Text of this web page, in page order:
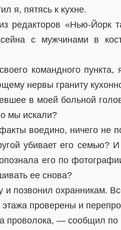
я, пятясь к кухне.
редакторов «Нью-Йорк
с мужчинами в
командного
нервы граниту
в моей больной
мы искали?
воедино, ничего не
убивает его семью?
его по
ее снова?
и позвонил охранникам.
этажа проверены и
проволока, — сообщил по